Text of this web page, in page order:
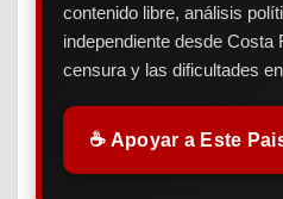
contenido libre, análisis
independiente desde
censura y las dificultades
☕ Apoyar a Este